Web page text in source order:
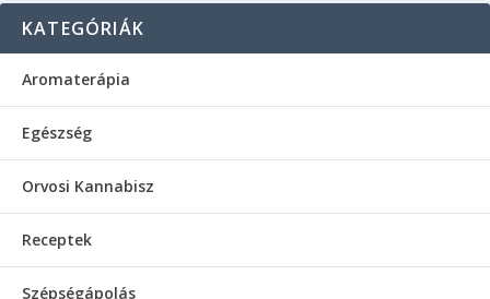
KATEGÓRIÁK
Aromaterápia
Egészség
Orvosi Kannabisz
Receptek
Szépségápolás